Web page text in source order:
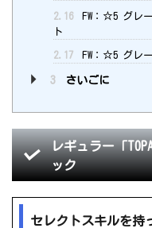
2.16
FW：☆5 グレ
ト
2.17 FW：☆5 グレ
3 さいごに
レギュラー「
ック
セレクトスキルを持